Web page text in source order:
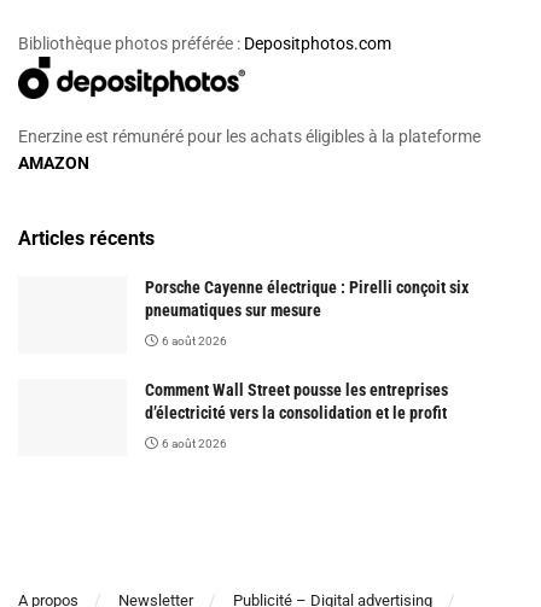
Bibliothèque photos préférée : Depositphotos.com
Enerzine est rémunéré pour les achats éligibles à la plateforme
AMAZON
Articles récents
Porsche Cayenne électrique : Pirelli conçoit six
pneumatiques sur mesure
6 août 2026
Comment Wall Street pousse les entreprises
d’électricité vers la consolidation et le profit
6 août 2026
A propos Newsletter Publicité – Digital advertising